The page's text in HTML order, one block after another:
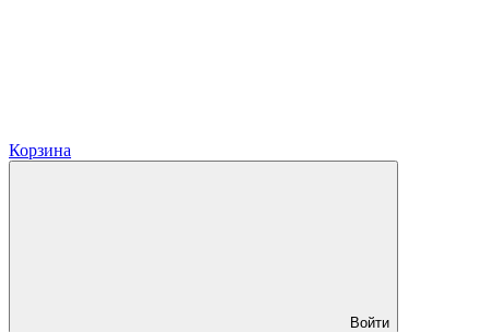
Корзина
Войти